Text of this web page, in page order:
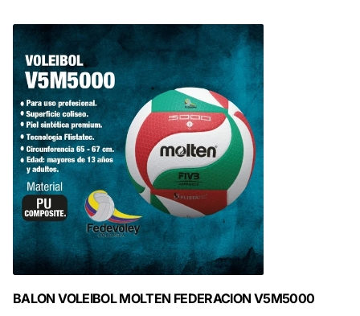
BALON VOLEIBOL MOLTEN FEDERACION V5M5000